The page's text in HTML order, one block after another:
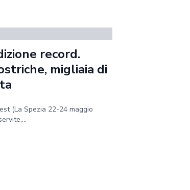
record.
migliaia di
(La Spezia 22-24 maggio